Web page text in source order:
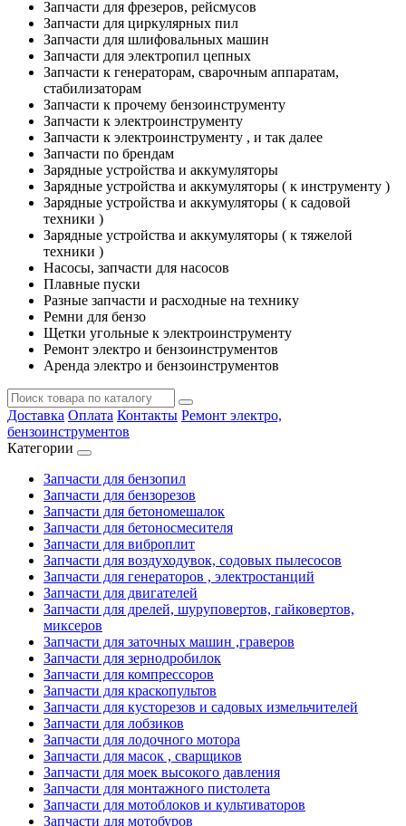
Запчасти для фрезеров, рейсмусов
Запчасти для циркулярных пил
Запчасти для шлифовальных машин
Запчасти для электропил цепных
Запчасти к генераторам, сварочным аппаратам,
стабилизаторам
Запчасти к прочему бензоинструменту
Запчасти к электроинструменту
Запчасти к электроинструменту , и так далее
Запчасти по брендам
Зарядные устройства и аккумуляторы
Зарядные устройства и аккумуляторы ( к инструменту )
Зарядные устройства и аккумуляторы ( к садовой
техники )
Зарядные устройства и аккумуляторы ( к тяжелой
техники )
Насосы, запчасти для насосов
Плавные пуски
Разные запчасти и расходные на технику
Ремни для бензо
Щетки угольные к электроинструменту
Ремонт электро и бензоинструментов
Аренда электро и бензоинструментов
Доставка Оплата Контакты Ремонт электро,
бензоинструментов
Категории
Запчасти для бензопил
Запчасти для бензорезов
Запчасти для бетономешалок
Запчасти для бетоносмесителя
Запчасти для виброплит
Запчасти для воздуходувок, содовых пылесосов
Запчасти для генераторов , электростанций
Запчасти для двигателей
Запчасти для дрелей, шуруповертов, гайковертов,
миксеров
Запчасти для заточных машин ,граверов
Запчасти для зернодробилок
Запчасти для компрессоров
Запчасти для краскопультов
Запчасти для кусторезов и садовых измельчителей
Запчасти для лобзиков
Запчасти для лодочного мотора
Запчасти для масок , сварщиков
Запчасти для моек высокого давления
Запчасти для монтажного пистолета
Запчасти для мотоблоков и культиваторов
Запчасти для мотобуров